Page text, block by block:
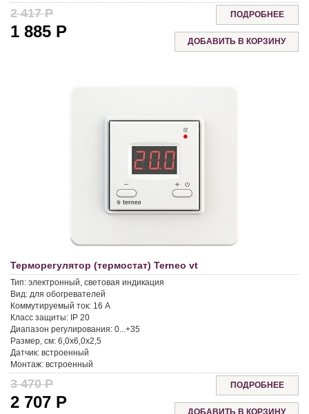
2 417Р
1 885 Р
ПОДРОБНЕЕ
Терморегулятор (термостат) Terneo vt
Тип: электронный, световая индикация
Вид: для обогревателей
Коммутируемый ток: 16 A
Класс защиты: IP 20
Диапазон регулирования: 0...+35
Размер, см: 6,0x6,0x2,5
Датчик: встроенный
Монтаж: встроенный
3 470Р
2 707 Р
ПОДРОБНЕЕ